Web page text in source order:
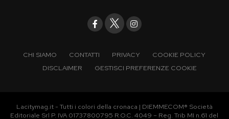
CHI SIAMO CONTATTI PRIVACY
COOKIE POLICY
DISCLAIMER
GESTISCI PREFERENZE COOKIE
Lacitymag.it - Tutti i colori della cronaca | DIEMMECOM® Società
Editoriale Srl P. IVA 01737800795 R.O.C. 4049 – Reg. Trib MI n.61 del